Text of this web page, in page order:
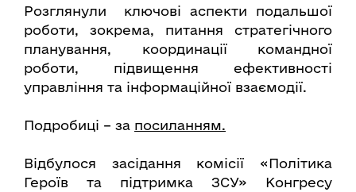
Розглянули ключові аспекти подальшої
роботи, зокрема, питання стратегічного
планування, координації командної
роботи, підвищення ефективності
управління та інформаційної взаємодії.
Подробиці – за посиланням.
Відбулося засідання комісії «Політика
Героїв та підтримка ЗСУ» Конгресу